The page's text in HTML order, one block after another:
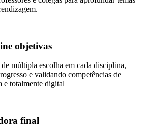
objetivas
múltipla escolha em cada disciplina,
e validando competências de
e totalmente digital
final